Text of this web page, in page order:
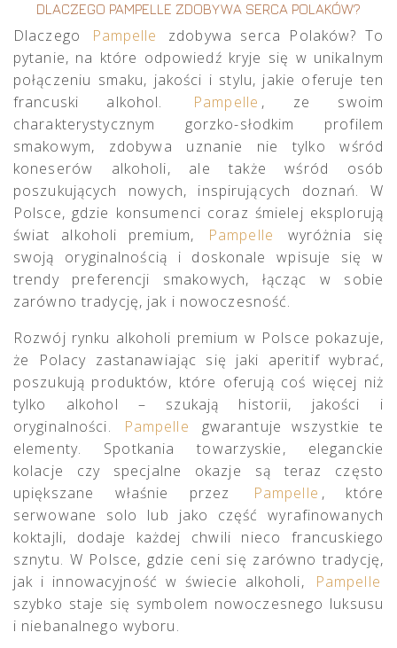
DLACZEGO PAMPELLE ZDOBYWA SERCA POLAKÓW?
Dlaczego Pampelle
zdobywa serca Polaków? To
pytanie, na które odpowiedź kryje się w unikalnym
połączeniu smaku, jakości i stylu, jakie oferuje ten
francuski alkohol.
Pampelle , ze swoim
charakterystycznym gorzko-słodkim profilem
smakowym, zdobywa uznanie nie tylko wśród
koneserów alkoholi, ale także wśród osób
poszukujących nowych, inspirujących doznań. W
Polsce, gdzie konsumenci coraz śmielej eksplorują
świat alkoholi premium,
Pampelle
wyróżnia się
swoją oryginalnością i doskonale wpisuje się w
trendy preferencji smakowych, łącząc w sobie
zarówno tradycję, jak i nowoczesność.
Rozwój rynku alkoholi premium w Polsce pokazuje,
że Polacy zastanawiając się jaki aperitif wybrać,
poszukują produktów, które oferują coś więcej niż
tylko alkohol – szukają historii, jakości i
oryginalności.
Pampelle
gwarantuje wszystkie te
elementy. Spotkania towarzyskie, eleganckie
kolacje czy specjalne okazje są teraz często
upiększane właśnie przez
Pampelle , które
serwowane solo lub jako część wyrafinowanych
koktajli, dodaje każdej chwili nieco francuskiego
sznytu. W Polsce, gdzie ceni się zarówno tradycję,
jak i innowacyjność w świecie alkoholi,
Pampelle
szybko staje się symbolem nowoczesnego luksusu
i niebanalnego wyboru.